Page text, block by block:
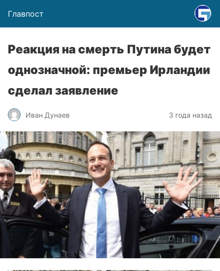
Главпост
Реакция на смерть Путина будет
однозначной: премьер Ирландии
сделал заявление
Иван Дунаев 3 года назад